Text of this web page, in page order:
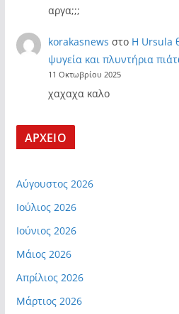
αργα;;;
korakasnews στο Η Ursula
ψυγεία και πλυντήρια
11 Οκτωβρίου 2025
χαχαχα καλο
ΑΡΧΕΙΟ
Αύγουστος 2026
Ιούλιος 2026
Ιούνιος 2026
Μάιος 2026
Απρίλιος 2026
Μάρτιος 2026